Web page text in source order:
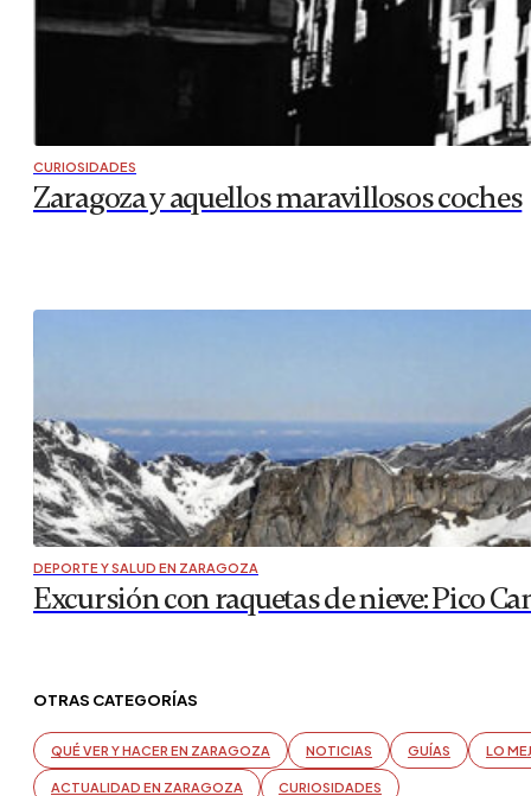
CURIOSIDADES
Zaragoza y aquellos maravillosos coches
DEPORTE Y SALUD EN ZARAGOZA
Excursión con raquetas de nieve: Pico
OTRAS CATEGORÍAS
QUÉ VER Y HACER EN ZARAGOZA NOTICIAS GUÍAS LO
ACTUALIDAD EN ZARAGOZA CURIOSIDADES